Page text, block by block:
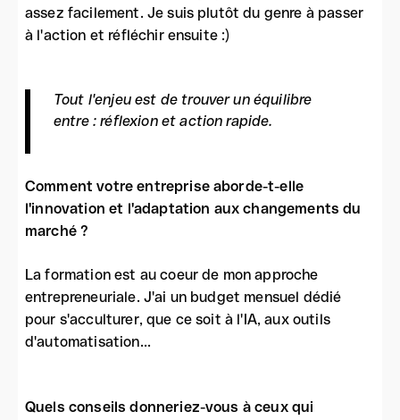
assez facilement. Je suis plutôt du genre à passer
à l'action et réfléchir ensuite :)
Tout l'enjeu est de trouver un équilibre
entre : réflexion et action rapide.
Comment votre entreprise aborde-t-elle
l'innovation et l'adaptation aux changements du
marché ?
La formation est au coeur de mon approche
entrepreneuriale. J'ai un budget mensuel dédié
pour s'acculturer, que ce soit à l'IA, aux outils
d'automatisation...
Quels conseils donneriez-vous à ceux qui